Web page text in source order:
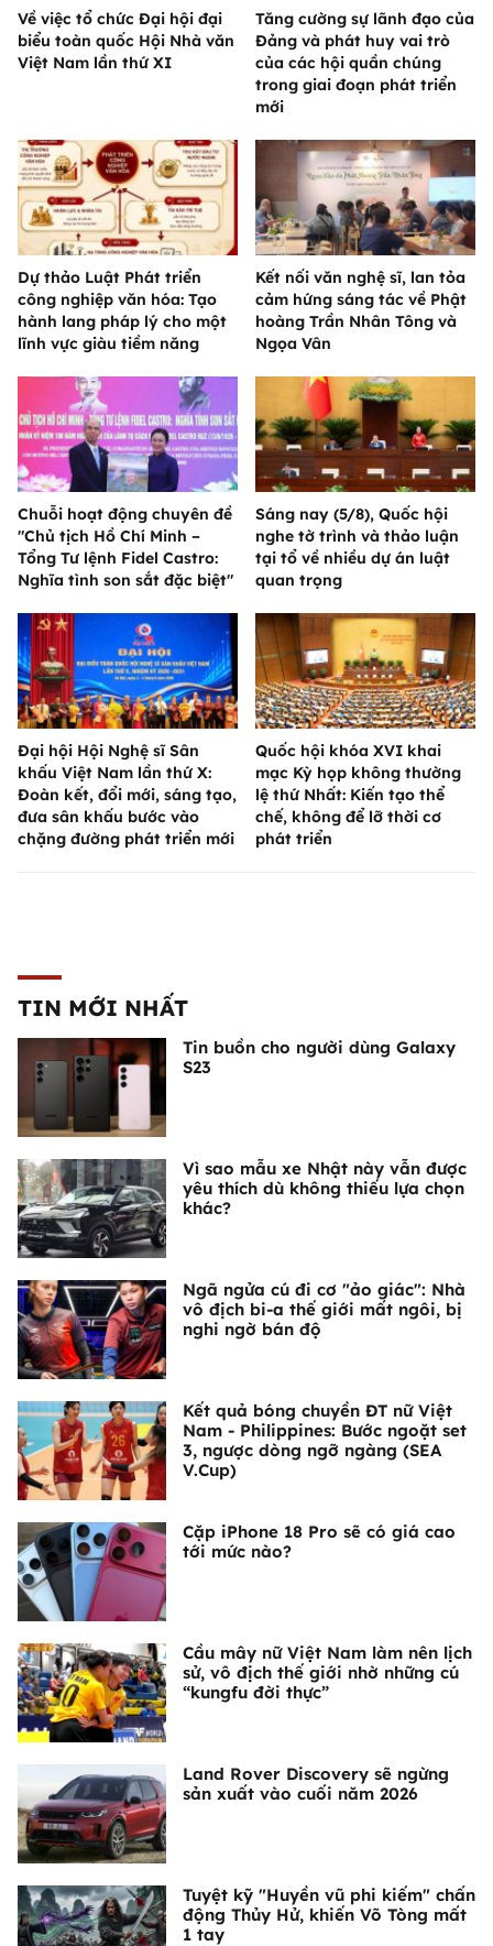
Về việc tổ chức Đại hội đại
biểu toàn quốc Hội Nhà văn
Việt Nam lần thứ XI
Tăng cường sự lãnh đạo của
Đảng và phát huy vai trò
của các hội quần chúng
trong giai đoạn phát triển
mới
Dự thảo Luật Phát triển
công nghiệp văn hóa: Tạo
hành lang pháp lý cho một
lĩnh vực giàu tiềm năng
Kết nối văn nghệ sĩ, lan tỏa
cảm hứng sáng tác về Phật
hoàng Trần Nhân Tông và
Ngọa Vân
Chuỗi hoạt động chuyên đề
"Chủ tịch Hồ Chí Minh –
Tổng Tư lệnh Fidel Castro:
Nghĩa tình son sắt đặc biệt"
Sáng nay (5/8), Quốc hội
nghe tờ trình và thảo luận
tại tổ về nhiều dự án luật
quan trọng
Đại hội Hội Nghệ sĩ Sân
khấu Việt Nam lần thứ X:
Đoàn kết, đổi mới, sáng tạo,
đưa sân khấu bước vào
chặng đường phát triển mới
Quốc hội khóa XVI khai
mạc Kỳ họp không thường
lệ thứ Nhất: Kiến tạo thể
chế, không để lỡ thời cơ
phát triển
TIN MỚI NHẤT
Tin buồn cho người dùng Galaxy
S23
Vì sao mẫu xe Nhật này vẫn được
yêu thích dù không thiếu lựa chọn
khác?
Ngã ngửa cú đi cơ "ảo giác": Nhà
vô địch bi-a thế giới mất ngôi, bị
nghi ngờ bán độ
Kết quả bóng chuyền ĐT nữ Việt
Nam - Philippines: Bước ngoặt set
3, ngược dòng ngỡ ngàng (SEA
V.Cup)
Cặp iPhone 18 Pro sẽ có giá cao
tới mức nào?
Cầu mây nữ Việt Nam làm nên lịch
sử, vô địch thế giới nhờ những cú
“kungfu đời thực”
Land Rover Discovery sẽ ngừng
sản xuất vào cuối năm 2026
Tuyệt kỹ "Huyền vũ phi kiếm" chấn
động Thủy Hử, khiến Võ Tòng mất
1 tay